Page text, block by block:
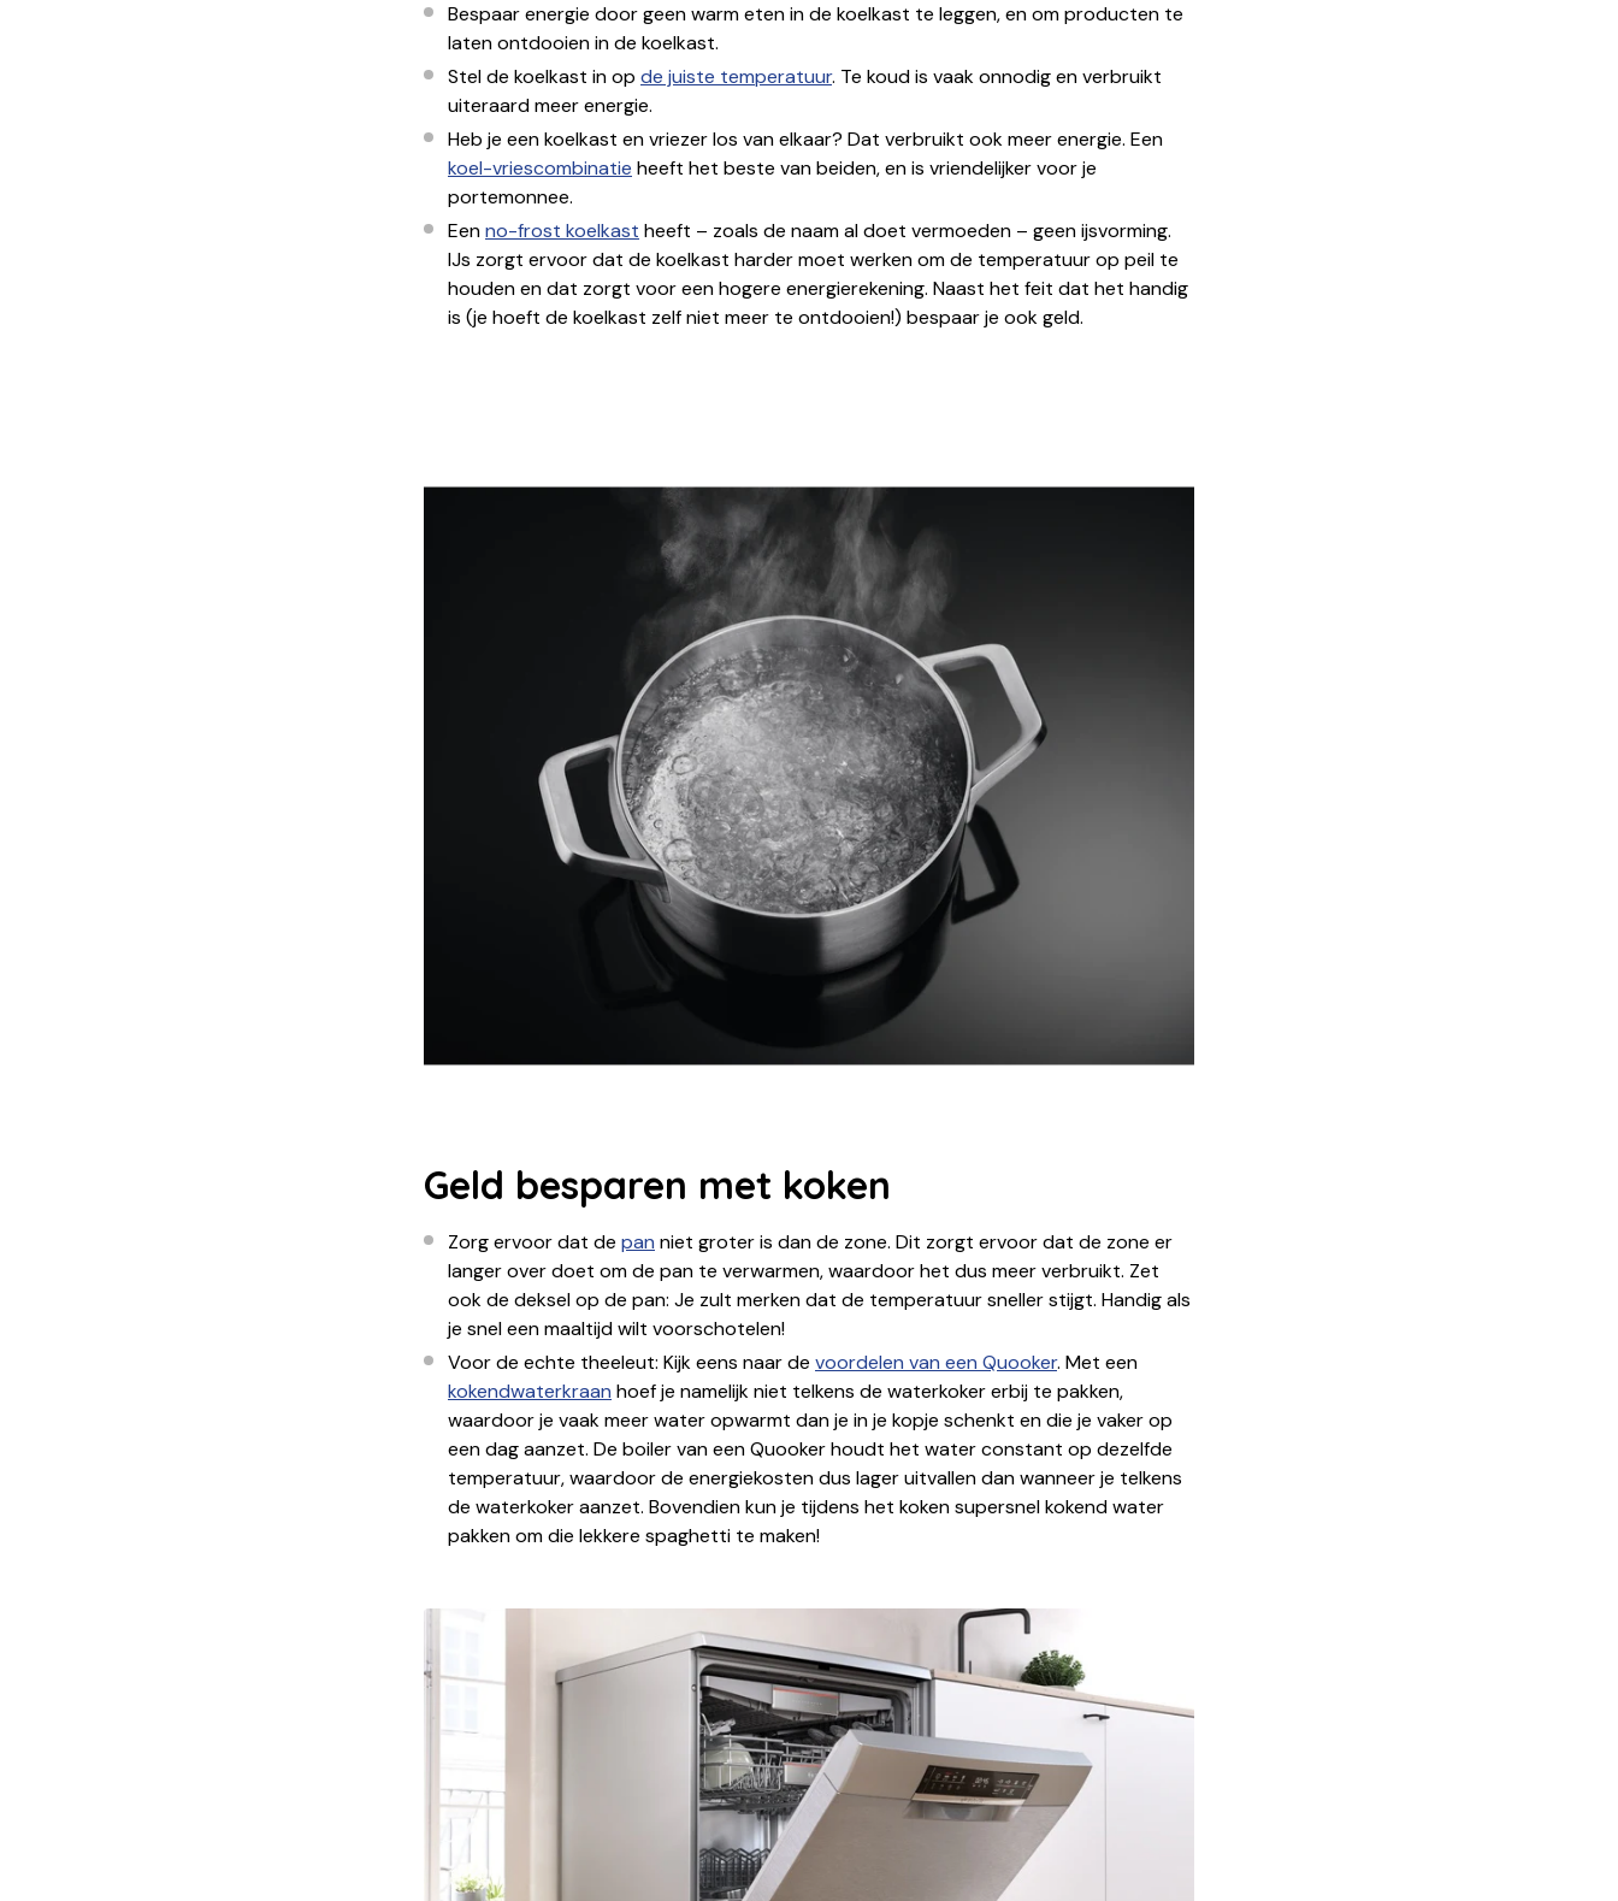
Bespaar energie door geen warm eten in de koelkast te leggen, en om producten te
laten ontdooien in de koelkast.
Stel de koelkast in op de juiste temperatuur. Te koud is vaak onnodig en verbruikt
uiteraard meer energie.
Heb je een koelkast en vriezer los van elkaar? Dat verbruikt ook meer energie. Een
koel-vriescombinatie heeft het beste van beiden, en is vriendelijker voor je
portemonnee.
Eenno-frost koelkast heeft – zoals de naam al doet vermoeden – geen ijsvorming.
IJs zorgt ervoor dat de koelkast harder moet werken om de temperatuur op peil te
houden en dat zorgt voor een hogere energierekening. Naast het feit dat het handig
is (je hoeft de koelkast zelf niet meer te ontdooien!) bespaar je ook geld.
Geld besparen met koken
Zorg ervoor dat de pan niet groter is dan de zone. Dit zorgt ervoor dat de zone er
langer over doet om de pan te verwarmen, waardoor het dus meer verbruikt. Zet
ook de deksel op de pan: Je zult merken dat de temperatuur sneller stijgt. Handig als
je snel een maaltijd wilt voorschotelen!
Voor de echte theeleut: Kijk eens naar de voordelen van een Quooker. Met een
kokendwaterkraan hoef je namelijk niet telkens de waterkoker erbij te pakken,
waardoor je vaak meer water opwarmt dan je in je kopje schenkt en die je vaker op
een dag aanzet. De boiler van een Quooker houdt het water constant op dezelfde
temperatuur, waardoor de energiekosten dus lager uitvallen dan wanneer je telkens
de waterkoker aanzet. Bovendien kun je tijdens het koken supersnel kokend water
pakken om die lekkere spaghetti te maken!